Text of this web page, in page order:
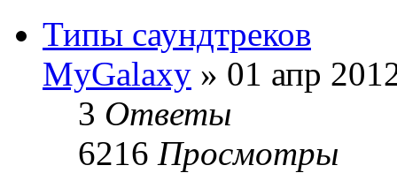
Типы саундтреков
MyGalaxy » 01 апр
3 Ответы
6216 Просмотры